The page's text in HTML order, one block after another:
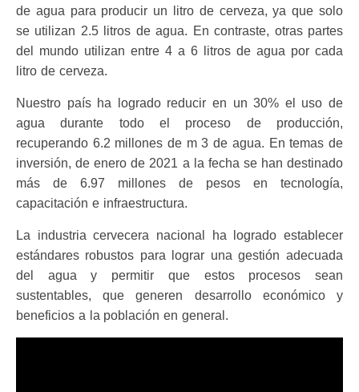
de agua para producir un litro de cerveza, ya que solo
se utilizan 2.5 litros de agua. En contraste, otras partes
del mundo utilizan entre 4 a 6 litros de agua por cada
litro de cerveza.
Nuestro país ha logrado reducir en un 30% el uso de
agua durante todo el proceso de producción,
recuperando 6.2 millones de m 3 de agua. En temas de
inversión, de enero de 2021 a la fecha se han destinado
más de 6.97 millones de pesos en tecnología,
capacitación e infraestructura.
La industria cervecera nacional ha logrado establecer
estándares robustos para lograr una gestión adecuada
del agua y permitir que estos procesos sean
sustentables, que generen desarrollo económico y
beneficios a la población en general.